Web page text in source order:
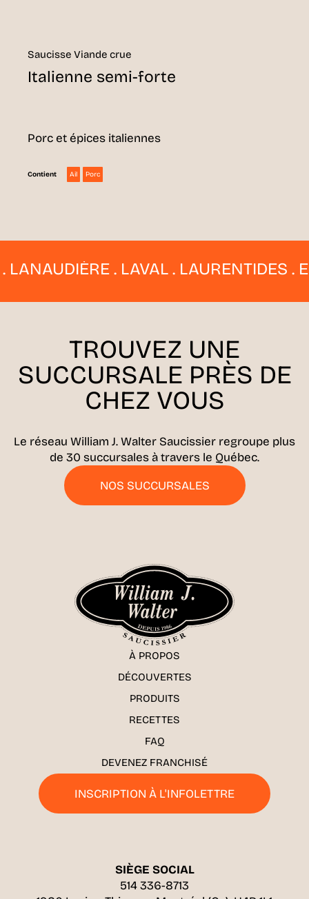
Saucisse Viande crue
Italienne semi-forte
Porc et épices italiennes
Contient Ail Porc
. LAVAL . LAURENTIDES .
TROUVEZ UNE
SUCCURSALE PRÈS DE
CHEZ VOUS
Le réseau William J. Walter Saucissier regroupe plus
de 30 succursales à travers le Québec.
NOS SUCCURSALES
À PROPOS
DÉCOUVERTES
PRODUITS
RECETTES
FAQ
DEVENEZ FRANCHISÉ
INSCRIPTION À L'INFOLETTRE
SIÈGE SOCIAL
514 336-8713